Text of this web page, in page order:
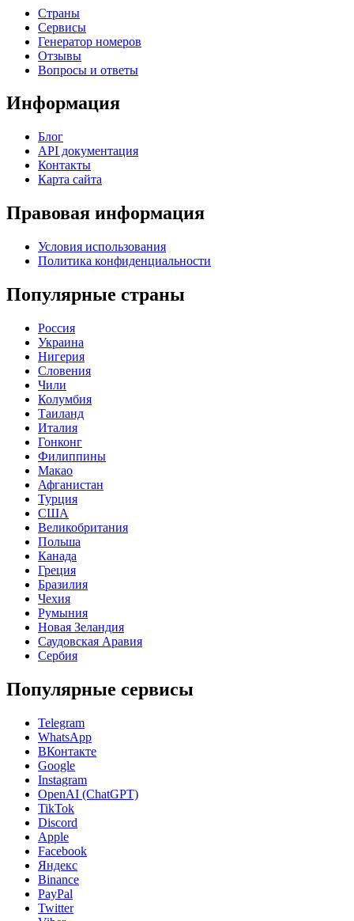
Страны
Сервисы
Генератор номеров
Отзывы
Вопросы и ответы
Информация
Блог
API документация
Контакты
Карта сайта
Правовая информация
Условия использования
Политика конфиденциальности
Популярные страны
Россия
Украина
Нигерия
Словения
Чили
Колумбия
Таиланд
Италия
Гонконг
Филиппины
Макао
Афганистан
Турция
США
Великобритания
Польша
Канада
Греция
Бразилия
Чехия
Румыния
Новая Зеландия
Саудовская Аравия
Сербия
Популярные сервисы
Telegram
WhatsApp
ВКонтакте
Google
Instagram
OpenAI (ChatGPT)
TikTok
Discord
Apple
Facebook
Яндекс
Binance
PayPal
Twitter